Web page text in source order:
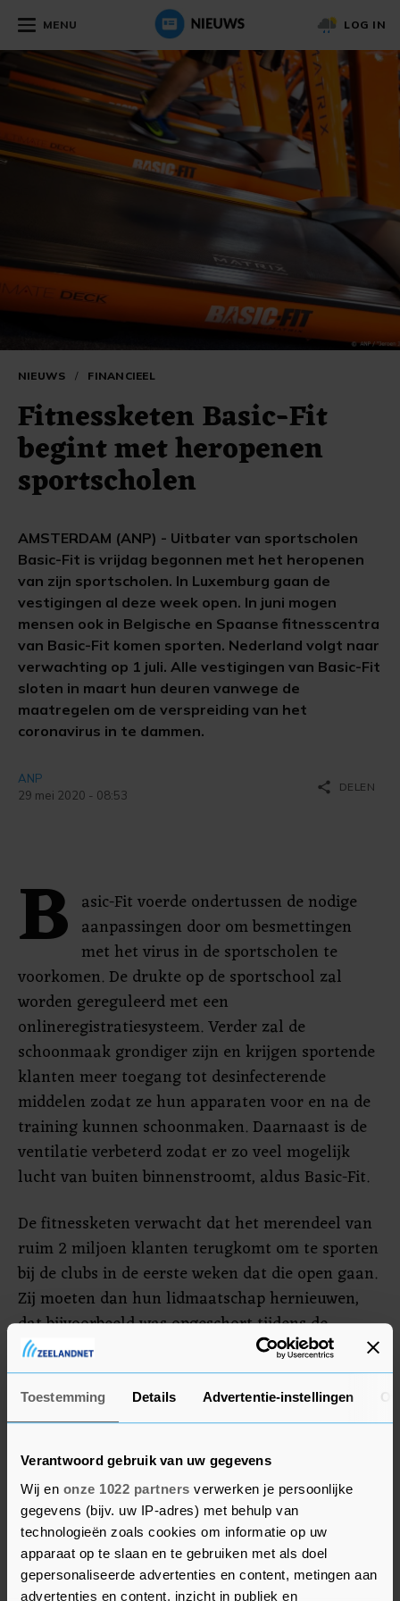
Toestemming Details Advertentie-instellingen
Verantwoord gebruik van uw gegevens
Wij en onze 1022 partners verwerken je persoonlijke
gegevens (bijv. uw IP-adres) met behulp van
technologieën zoals cookies om informatie op uw
apparaat op te slaan en te gebruiken met als doel
gepersonaliseerde advertenties en content, metingen aan
advertenties en content, inzicht in publiek en
MENU LOG IN
NIEUWS / FINANCIEEL
Fitnessketen Basic-Fit
begint met heropenen
sportscholen
AMSTERDAM (ANP) - Uitbater van sportscholen
Basic-Fit is vrijdag begonnen met het heropenen
van zijn sportscholen. In Luxemburg gaan de
vestigingen al deze week open. In juni mogen
mensen ook in Belgische en Spaanse fitnesscentra
van Basic-Fit komen sporten. Nederland volgt naar
verwachting op 1 juli. Alle vestigingen van Basic-Fit
sloten in maart hun deuren vanwege de
maatregelen om de verspreiding van het
coronavirus in te dammen.
ANP
29 mei 2020 - 08:53
share DELEN
B asic-Fit voerde ondertussen de nodige
aanpassingen door om besmettingen
met het virus in de sportscholen te
voorkomen. De drukte op de sportschool zal
worden gereguleerd met een
onlineregistratiesysteem. Verder zal de
schoonmaak grondiger zijn en krijgen sportende
klanten meer toegang tot desinfecterende
middelen zodat ze hun apparaten voor en na de
training kunnen schoonmaken. Daarnaast is de
ventilatie verbeterd zodat er zo veel mogelijk
lucht van buiten binnenstroomt, aldus Basic-Fit.
De fitnessketen verwacht dat het merendeel van
ruim 2 miljoen klanten terugkomt om te sporten
bij de clubs in de eerste weken dat die open gaan.
Zij moeten dan hun lidmaatschap hernieuwen,
dat bijvoorbeeld was opgeschort tijdens de
periode van sluiting.
Verder krijgt Basic-Fit op vrijdag toegang tot een
extra bankfinanciering van 60 miljoen euro. Met
blijven betalen terwijl de vestigingen gesloten
zijn vanwege de overheidsbeperkingen.